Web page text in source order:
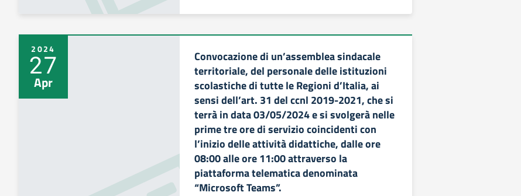
2024
27
Apr
Convocazione di un’assemblea sindacale
territoriale, del personale delle istituzioni
scolastiche di tutte le Regioni d’Italia, ai
sensi dell’art. 31 del ccnl 2019-2021, che si
terrà in data 03/05/2024 e si svolgerà nelle
prime tre ore di servizio coincidenti con
l’inizio delle attività didattiche, dalle ore
08:00 alle ore 11:00 attraverso la
piattaforma telematica denominata
“Microsoft Teams”.